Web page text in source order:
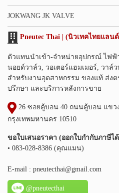
JOKWANG JK VALVE
Pneutec Thai | (นิวเทคไทยแลน
ตัวแทนนำเข้า-จำหน่ายอุปกรณ์ ไฟฟ้
นอยด์วาล์ว, วอเตอร์แฮมเมอร์, วา
สำหรับงานอุตสาหกรรม ของแท้ ส่งต
ปรึกษา และบริการหลังการขาย
26 ซอยคู้บอน 40 ถนนคู้บอน แขว
กรุงเทพมหานคร 10510
ขอใบเสนอราคา (ออกใบกำกับภาษีไ
• 083-028-8386 (คุณแมน)
E-mail : pneutecthai@gmail.com
@pneutecthai